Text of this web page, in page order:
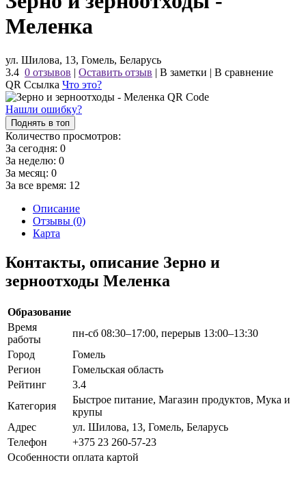
Меленка
ул. Шилова, 13, Гомель, Беларусь
3.4 0 отзывов | Оставить отзыв | В заметки | В сравнение
QR Ссылка Что это?
Нашли ошибку?
Поднять в топ
Количество просмотров:
За сегодня: 0
За неделю: 0
За месяц: 0
За все время: 12
Описание
Отзывы (0)
Карта
Контакты, описание Зерно и
зерноотходы Меленка
Образование
Время
работы
пн-сб 08:30–17:00, перерыв 13:00–13:30
Город
Гомель
Регион
Гомельская область
Рейтинг
3.4
Категория
Быстрое питание, Магазин продуктов, Мука и
крупы
Адрес
ул. Шилова, 13, Гомель, Беларусь
Телефон
+375 23 260-57-23
Особенности оплата картой